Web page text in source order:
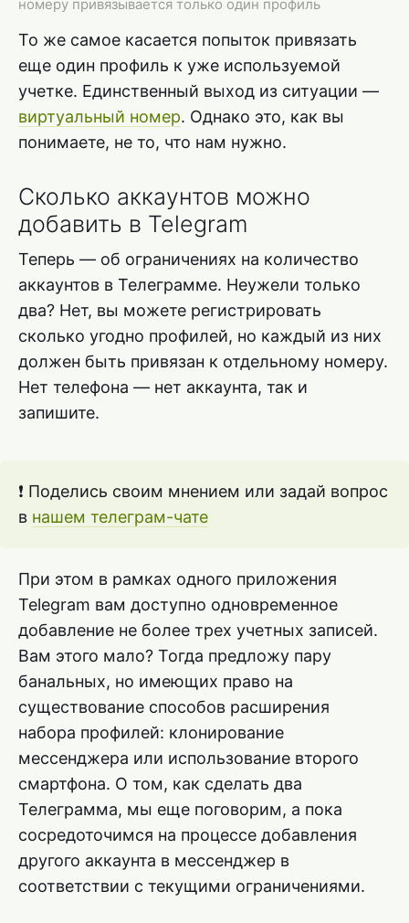
номеру привязывается только один профиль
То же самое касается попыток привязать
еще один профиль к уже используемой
учетке. Единственный выход из ситуации —
виртуальный номер. Однако это, как вы
понимаете, не то, что нам нужно.
Сколько аккаунтов можно
добавить в Telegram
Теперь — об ограничениях на количество
аккаунтов в Телеграмме. Неужели только
два? Нет, вы можете регистрировать
сколько угодно профилей, но каждый из них
должен быть привязан к отдельному номеру.
Нет телефона — нет аккаунта, так и
запишите.
❗ Поделись своим мнением или задай вопрос
в нашем телеграм-чате
При этом в рамках одного приложения
Telegram вам доступно одновременное
добавление не более трех учетных записей.
Вам этого мало? Тогда предложу пару
банальных, но имеющих право на
существование способов расширения
набора профилей: клонирование
мессенджера или использование второго
смартфона. О том, как сделать два
Телеграмма, мы еще поговорим, а пока
сосредоточимся на процессе добавления
другого аккаунта в мессенджер в
соответствии с текущими ограничениями.